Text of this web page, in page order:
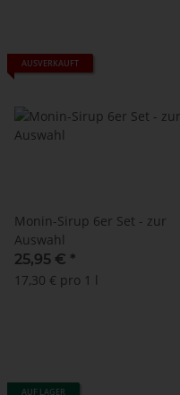
AUSVERKAUFT
Monin-Sirup 6er Set - zur
Auswahl
25,95 € *
17,30 € pro 1 l
AUF LAGER